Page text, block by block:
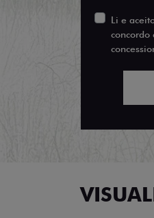
Li e
concordo